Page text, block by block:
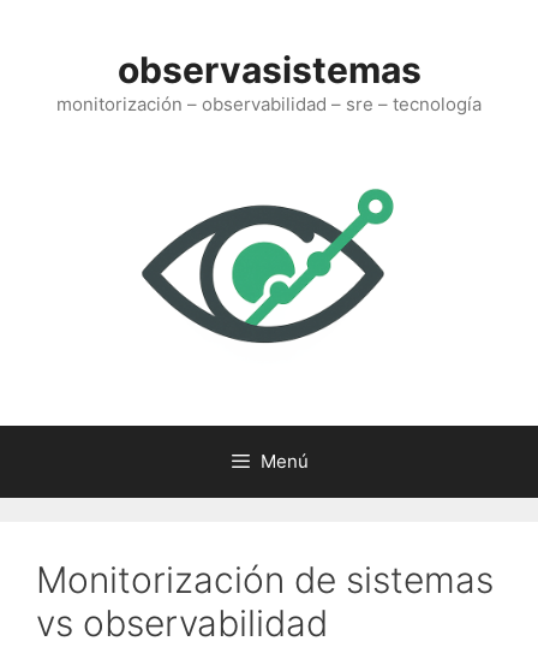
observasistemas
monitorización – observabilidad – sre – tecnología
Menú
Monitorización de sistemas
vs observabilidad